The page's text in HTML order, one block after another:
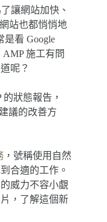
讓網站加快、
站也都悄悄地
看 Google
施工有問
呢？
的狀態報告，
議的改善方
，號稱使用自然
合適的工作。
威力不容小覷
，了解這個新